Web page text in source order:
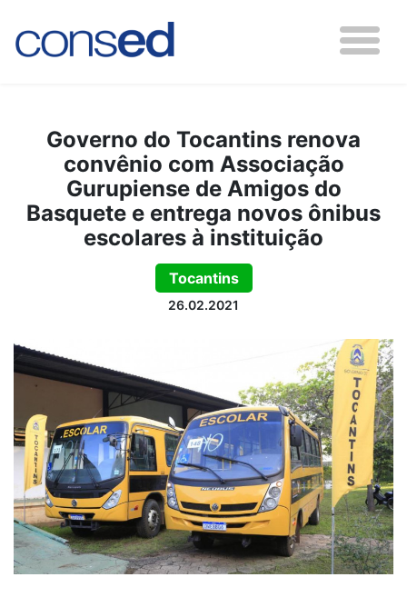
Governo do Tocantins renova
convênio com Associação
Gurupiense de Amigos do
Basquete e entrega novos ônibus
escolares à instituição
Tocantins
26.02.2021